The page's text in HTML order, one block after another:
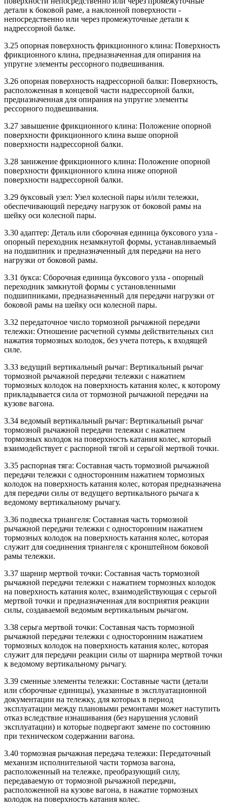
детали к боковой раме, а наклонной поверхности -
непосредственно или через промежуточные детали к
надрессорной балке.
3.25 опорная поверхность фрикционного клина: Поверхность
фрикционного клина, предназначенная для опирания на
упругие элементы рессорного подвешивания.
3.26 опорная поверхность надрессорной балки: Поверхность,
расположенная в концевой части надрессорной балки,
предназначенная для опирания на упругие элементы
рессорного подвешивания.
3.27 завышение фрикционного клина: Положение опорной
поверхности фрикционного клина выше опорной
поверхности надрессорной балки.
3.28 занижение фрикционного клина: Положение опорной
поверхности фрикционного клина ниже опорной
поверхности надрессорной балки.
3.29 буксовый узел: Узел колесной пары и/или тележки,
обеспечивающий передачу нагрузок от боковой рамы на
шейку оси колесной пары.
3.30 адаптер: Деталь или сборочная единица буксового узла -
опорный переходник незамкнутой формы, устанавливаемый
на подшипник и предназначенный для передачи на него
нагрузки от боковой рамы.
3.31 букса: Сборочная единица буксового узла - опорный
переходник замкнутой формы с установленными
подшипниками, предназначенный для передачи нагрузки от
боковой рамы на шейку оси колесной пары.
3.32 передаточное число тормозной рычажной передачи
тележки: Отношение расчетной суммы действительных сил
нажатия тормозных колодок, без учета потерь, к входящей
силе.
3.33 ведущий вертикальный рычаг: Вертикальный рычаг
тормозной рычажной передачи тележки с нажатием
тормозных колодок на поверхность катания колес, к которому
прикладывается сила от тормозной рычажной передачи на
кузове вагона.
3.34 ведомый вертикальный рычаг: Вертикальный рычаг
тормозной рычажной передачи тележки с нажатием
тормозных колодок на поверхность катания колес, который
взаимодействует с распорной тягой и серьгой мертвой точки.
3.35 распорная тяга: Составная часть тормозной рычажной
передачи тележки с односторонним нажатием тормозных
колодок на поверхность катания колес, которая предназначена
для передачи силы от ведущего вертикального рычага к
ведомому вертикальному рычагу.
3.36 подвеска триангеля: Составная часть тормозной
рычажной передачи тележки с односторонним нажатием
тормозных колодок на поверхность катания колес, которая
служит для соединения триангеля с кронштейном боковой
рамы тележки.
3.37 шарнир мертвой точки: Составная часть тормозной
рычажной передачи тележки с нажатием тормозных колодок
на поверхность катания колес, взаимодействующая с серьгой
мертвой точки и предназначенная для восприятия реакции
силы, создаваемой ведомым вертикальным рычагом.
3.38 серьга мертвой точки: Составная часть тормозной
рычажной передачи тележки с односторонним нажатием
тормозных колодок на поверхность катания колес, которая
служит для передачи реакции силы от шарнира мертвой точки
к ведомому вертикальному рычагу.
3.39 сменные элементы тележки: Составные части (детали
или сборочные единицы), указанные в эксплуатационной
документации на тележку, для которых в период
эксплуатации между плановыми ремонтами может наступить
отказ вследствие изнашивания (без нарушения условий
эксплуатации) и которые подвергают замене по состоянию
при техническом содержании вагона.
3.40 тормозная рычажная передача тележки: Передаточный
механизм исполнительной части тормоза вагона,
расположенный на тележке, преобразующий силу,
передаваемую от тормозной рычажной передачи,
расположенной на кузове вагона, в нажатие тормозных
колодок на поверхность катания колес.